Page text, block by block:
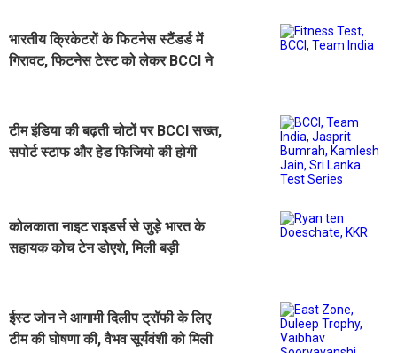
भारतीय क्रिकेटरों के फिटनेस स्टैंडर्ड में
गिरावट, फिटनेस टेस्ट को लेकर BCCI ने
टीम इंडिया की बढ़ती चोटों पर BCCI सख्त,
सपोर्ट स्टाफ और हेड फिजियो की होगी
कोलकाता नाइट राइडर्स से जुड़े भारत के
सहायक कोच टेन डोएशे, मिली बड़ी
ईस्ट जोन ने आगामी दिलीप ट्रॉफी के लिए
टीम की घोषणा की, वैभव सूर्यवंशी को मिली